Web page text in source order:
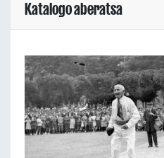
Katalogo aberatsa